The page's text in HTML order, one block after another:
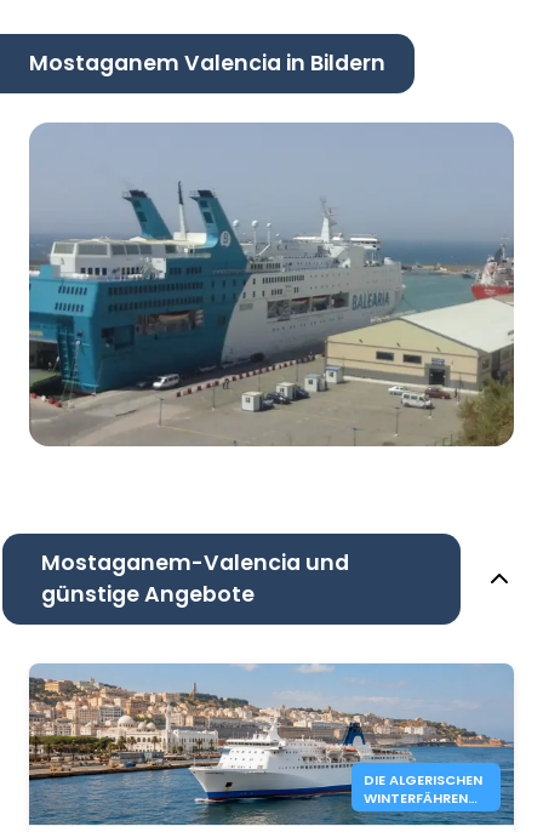
Mostaganem Valencia in Bildern
Mostaganem-Valencia und
günstige Angebote
DIE ALGERISCHEN
WINTERFÄHREN
SIND JETZT